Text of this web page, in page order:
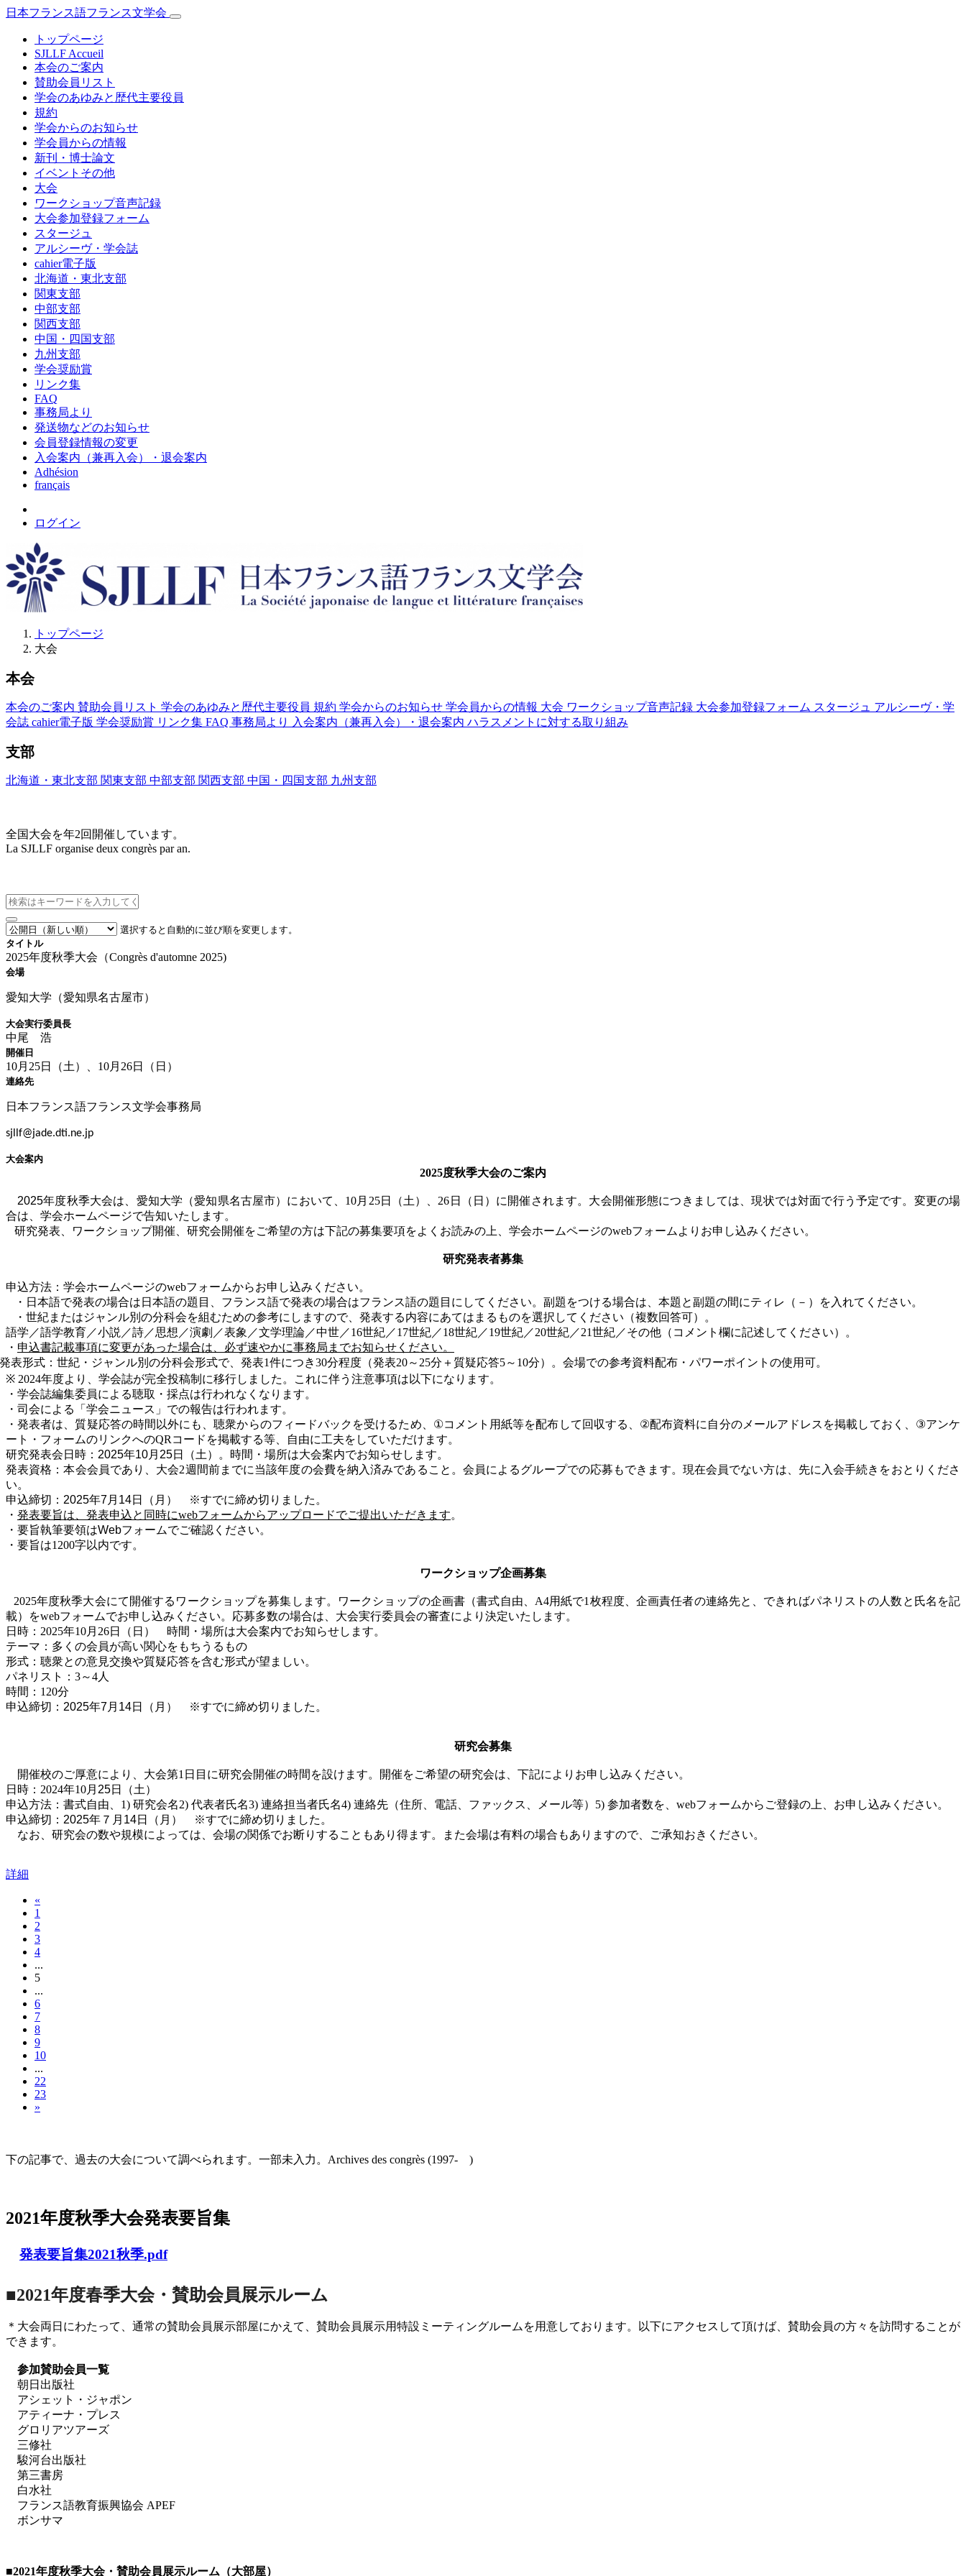
日本フランス語フランス文学会
トップページ
SJLLF Accueil
本会のご案内
賛助会員リスト
学会のあゆみと歴代主要役員
規約
学会からのお知らせ
学会員からの情報
新刊・博士論文
イベントその他
大会
ワークショップ音声記録
大会参加登録フォーム
スタージュ
アルシーヴ・学会誌
cahier電子版
北海道・東北支部
関東支部
中部支部
関西支部
中国・四国支部
九州支部
学会奨励賞
リンク集
FAQ
事務局より
発送物などのお知らせ
会員登録情報の変更
入会案内（兼再入会）・退会案内
Adhésion
français
ログイン
トップページ
大会
本会
本会のご案内 賛助会員リスト 学会のあゆみと歴代主要役員 規約 学会からのお知らせ 学会員からの情報 大会 ワークショップ音声記録 大会参加登録フォーム スタージュ アルシーヴ・学
会誌 cahier電子版 学会奨励賞 リンク集 FAQ 事務局より 入会案内（兼再入会）・退会案内 ハラスメントに対する取り組み
支部
北海道・東北支部 関東支部 中部支部 関西支部 中国・四国支部 九州支部
全国大会を年2回開催しています。
La SJLLF organise deux congrès par an.
選択すると自動的に並び順を変更します。
タイトル
2025年度秋季大会（Congrès d'automne 2025)
会場
愛知大学（愛知県名古屋市）
大会実行委員長
中尾 浩
開催日
10月25日（土）、10月26日（日）
連絡先
日本フランス語フランス文学会事務局
sjllf@jade.dti.ne.jp
大会案内
2025度秋季大会のご案内
2025年度秋季大会は、愛知大学（愛知県名古屋市）において、 10月 25日（土）、 26 日（日）に開催されます。大会開催形態につきましては、現状では対面で行う予定です。変更の場
合は、学会ホームページで告知いたします。
研究発表、ワークショップ開催、研究会開催をご希望の方は下記の募集要項をよくお読みの上、学会ホームページのwebフォームよりお申し込みください。
研究発表者募集
申込方法：学会ホームページのwebフォームからお申し込みください。
・日本語で発表の場合は日本語の題目、フランス語で発表の場合はフランス語の題目にしてください。副題をつける場合は、本題と副題の間にティレ（－）を入れてください。
・世紀またはジャンル別の分科会を組むための参考にしますので、発表する内容にあてはまるものを選択してください（複数回答可）。
語学／語学教育／小説／詩／思想／演劇／表象／文学理論／中世／16世紀／17世紀／18世紀／19世紀／20世紀／21世紀／その他（コメント欄に記述してください）。
・ 申込書記載事項に変更があった場合は、必ず速やかに事務局までお知らせください。
表形式：世紀・ジャンル別の分科会形式で、発表1件につき30分程度（発表20～ 25分＋質疑応答5～ 10分）。会場での参考資料配布・パワーポイントの使用可。
※ 2024年度より、学会誌が完全投稿制に移行しました。これに伴う注意事項は以下になります。
・学会誌編集委員による聴取・採点は行われなくなります。
・司会による「学会ニュース」での報告は行われます。
・発表者は、質疑応答の時間以外にも、聴衆からのフィードバックを受けるため、 ①コメント用紙等を配布して回収する、 ②配布資料に自分のメールアドレスを掲載しておく、 ③アンケ
ート・フォームのリンクへのQR コードを掲載する等、自由に工夫をしていただけます。
研究発表会日時：2025年10月25日
（土）。時間・場所は大会案内でお知らせします。
発表資格：本会会員であり、大会2週間前までに当該年度の会費を納入済みであること。会員によるグループでの応募もできます。現在会員でない方は、先に入会手続きをおとりくださ
い。
申込締切：2025年7月14日（月） ※すでに締め切りました。
・ 発表要旨は、発表申込と同時にwebフォームからアップロードでご提出いただきます。
・要旨執筆要領はWebフォームでご確認ください。
・要旨は1200字以内です。
ワークショップ企画募集
2025年度秋季大会にて開催するワークショップを募集します。ワークショップの企画書（書式自由、 A4用紙で1 枚程度、企画責任者の連絡先と、できればパネリストの人数と氏名を記
載）をwebフォームでお申し込みください。応募多数の場合は、大会実行委員会の審査により決定いたします。
日時： 2025年10月 26日
（日） 時間・場所は大会案内でお知らせします。
テーマ：多くの会員が高い関心をもちうるもの
形式：聴衆との意見交換や質疑応答を含む形式が望ましい。
パネリスト： 3～4人
時間： 120分
申込締切：2025年7月14日（月） ※すでに締め切りました。
研究会募集
開催校のご厚意により、大会第1 日目に研究会開催の時間を設けます。開催をご希望の研究会は、下記によりお申し込みください。
日時： 2024年10月25日（土）
申込方法：書式自由、 1) 研究会名2) 代表者氏名3) 連絡担当者氏名4) 連絡先（住所、電話、ファックス、メール等） 5) 参加者数を、 webフォームからご登録の上、お申し込みください。
申込締切：2025年７月14日（月） ※すでに締め切りました。
なお、研究会の数や規模によっては、会場の関係でお断りすることもあり得ます。また会場は有料の場合もありますので、ご承知おきください。
詳細
«
1
2
3
4
...
5
...
6
7
8
9
10
...
22
23
»
下の記事で、過去の大会について調べられます。一部未入力。Archives des congrès (1997- )
2021年度秋季大会発表要旨集
発表要旨集2021秋季.pdf
■2021年度春季大会・賛助会員展示ルーム
＊大会両日にわたって、通常の賛助会員展示部屋にかえて、賛助会員展示用特設ミーティングルームを用意しております。以下にアクセスして頂けば、賛助会員の方々を訪問することが
できます。
参加賛助会員一覧
朝日出版社
アシェット・ジャポン
アティーナ・プレス
グロリアツアーズ
三修社
駿河台出版社
第三書房
白水社
フランス語教育振興協会 APEF
ボンサマ
■2021年度秋季大会・賛助会員展示ルーム（大部屋）